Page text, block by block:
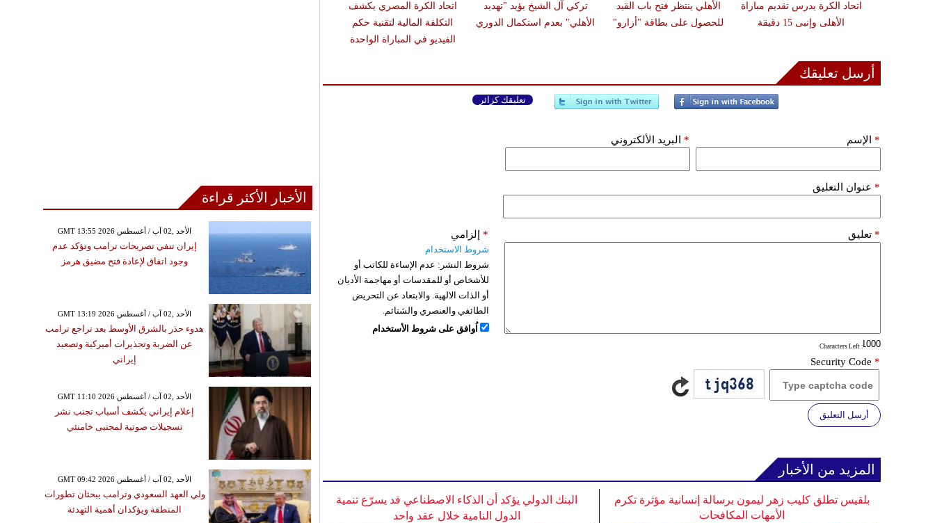
اتحاد الكرة المصري يكشف
التكلفة المالية لتقنية حكم
الفيديو في المباراة الواحدة
تركي آل الشيخ يؤيد "تهديد
الأهلي" بعدم استكمال الدوري
الأهلي ينتظر فتح باب القيد
للحصول على بطاقة "أزارو"
اتحاد الكرة يدرس تقديم مباراة
الأهلى وإنبى 15 دقيقة
أرسل تعليقك
تعليقك كزائر
الإسم * البريد الألكتروني *
عنوان التعليق *
تعليق *
: Characters Left
إلزامي *
شروط الاستخدام
شروط النشر: عدم الإساءة للكاتب أو
للأشخاص أو للمقدسات أو مهاجمة الأديان
أو الذات الالهية. والابتعاد عن التحريض
الطائفي والعنصري والشتائم.
اُوافق على شروط الأستخدام
Security Code *
أرسل التعليق
المزيد من الأخبار
البنك الدولي يؤكد أن الذكاء الاصطناعي قد يسرّع تنمية
الدول النامية خلال عقد واحد
بلقيس تطلق كليب زهر ليمون برسالة إنسانية مؤثرة تكرم
الأمهات المكافحات
الأخبار الأكثر قراءة
GMT 13:55 2026 الأحد ,02 آب / أغسطس
إيران تنفي تصريحات ترامب وتؤكد عدم
وجود اتفاق لإعادة فتح مضيق هرمز
GMT 13:19 2026 الأحد ,02 آب / أغسطس
هدوء حذر بالشرق الأوسط بعد تراجع ترامب
عن الضربة وتحذيرات أميركية وتصعيد
إيراني
GMT 11:10 2026 الأحد ,02 آب / أغسطس
إعلام إيراني يكشف أسباب تجنب نشر
تسجيلات صوتية لمجتبى خامنئي
GMT 09:42 2026 الأحد ,02 آب / أغسطس
ولي العهد السعودي وترامب يبحثان تطورات
المنطقة ويؤكدان أهمية التهدئة